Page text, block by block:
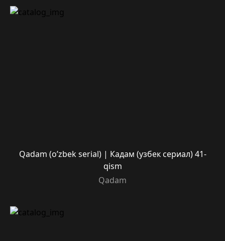
Qadam (o’zbek serial) | Кадам (узбек сериал) 41-
qism
Qadam